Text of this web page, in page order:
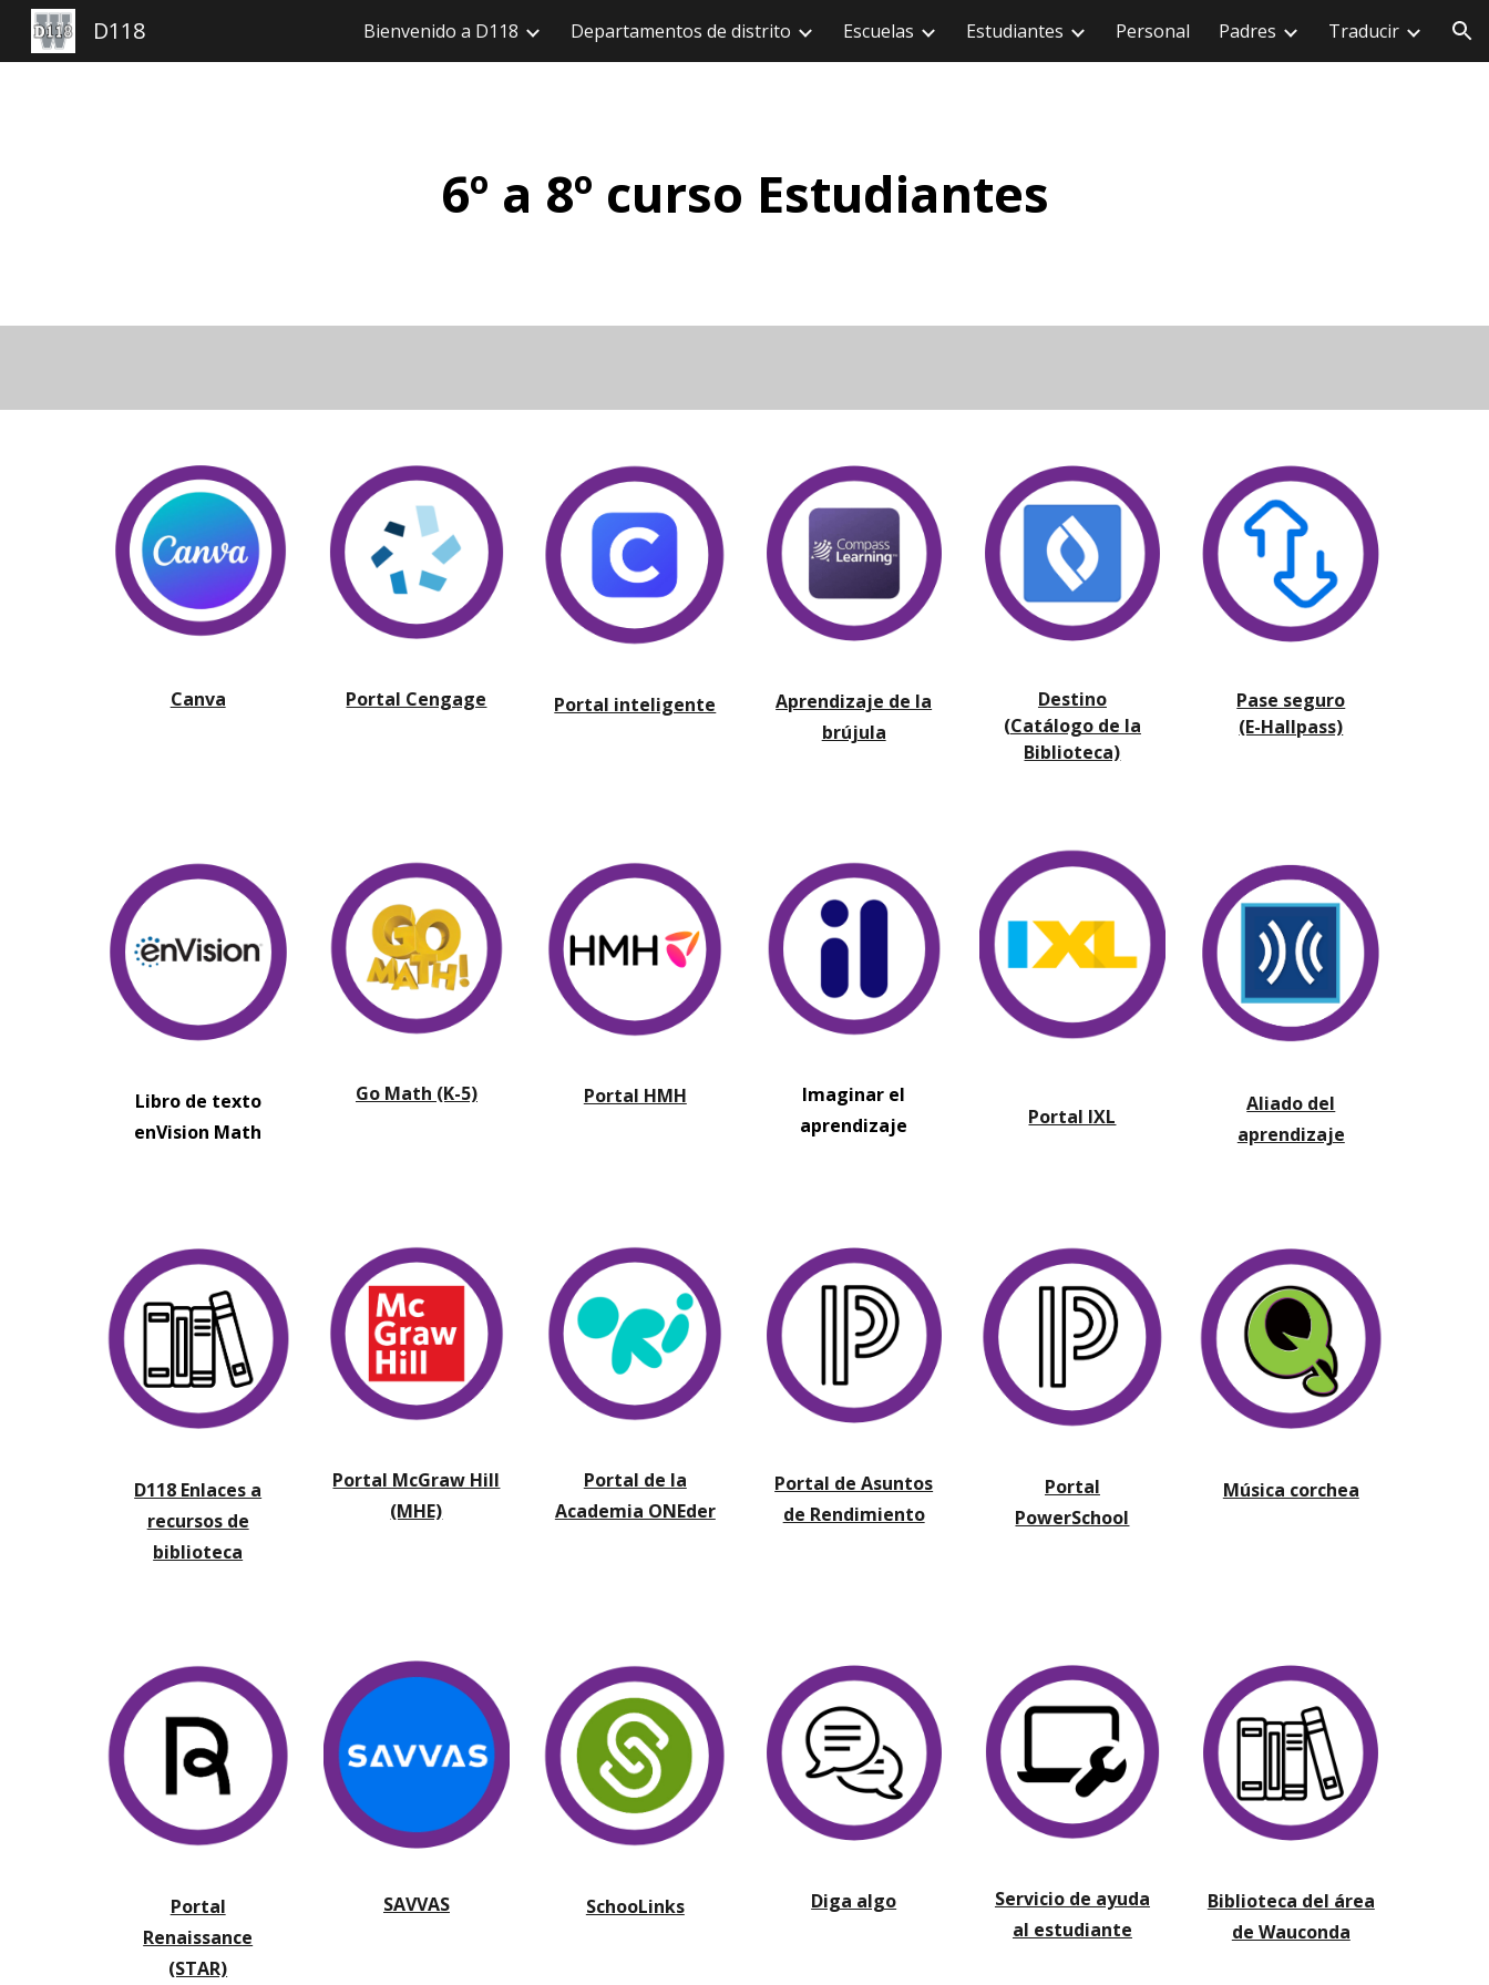
Ir al contenido principal Saltar a la navegación
D118 Bienvenido a D118 Departamentos de distrito Escuelas Estudiantes Personal Padres Traducir
6º a 8º curso Estudiantes
Canva Portal Cengage Portal inteligente
Aprendizaje de la
brújula
Destino
(Catálogo de la
Biblioteca)
Pase seguro
(E-Hallpass)
Libro de texto
enVision Math
Go Math (K-5) Portal HMH
Imaginar el
aprendizaje
Portal IXL
Aliado del
aprendizaje
D118 Enlaces a
recursos de
biblioteca
Portal McGraw Hill
(MHE)
Portal de la
Academia ONEder
Portal de Asuntos
de Rendimiento
Portal
PowerSchool
Música corchea
Portal
Renaissance
(STAR)
SAVVAS SchooLinks Diga algo
Servicio de ayuda
al estudiante
Biblioteca del área
de Wauconda